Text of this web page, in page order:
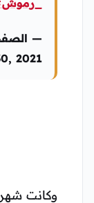
2021
وكانت